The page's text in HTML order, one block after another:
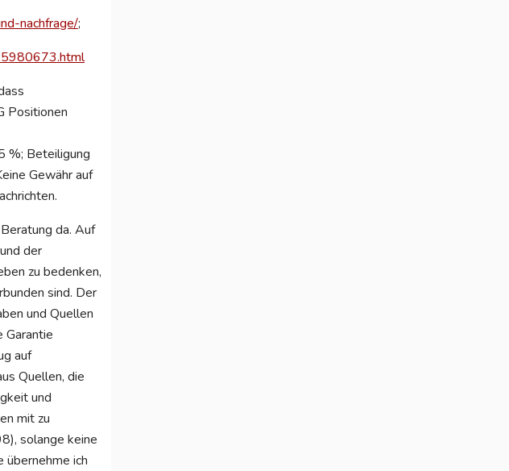
nachfrage/;
Positionen
%; Beteiligung
Gewähr auf
da. Auf
der
zu bedenken,
sind. Der
und Quellen
Garantie
auf
Quellen, die
und
mit zu
solange keine
ich